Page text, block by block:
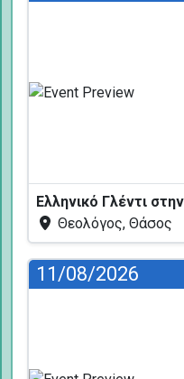
Ελληνικό Γλέντι
Θεολόγος, Θάσος
11/08/2026